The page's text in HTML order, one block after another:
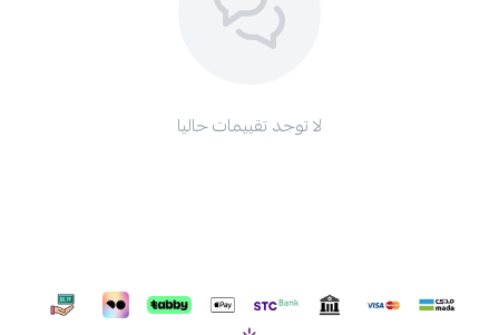
لا توجد تقييمات حاليا